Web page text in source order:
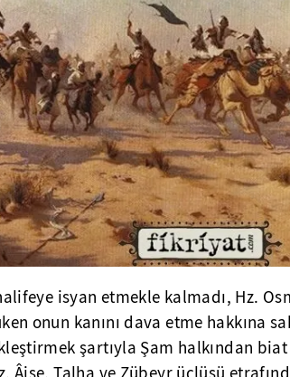
isyan etmekle kalmadı, Hz.
onun kanını dava etme hakkına
şartıyla Şam halkından